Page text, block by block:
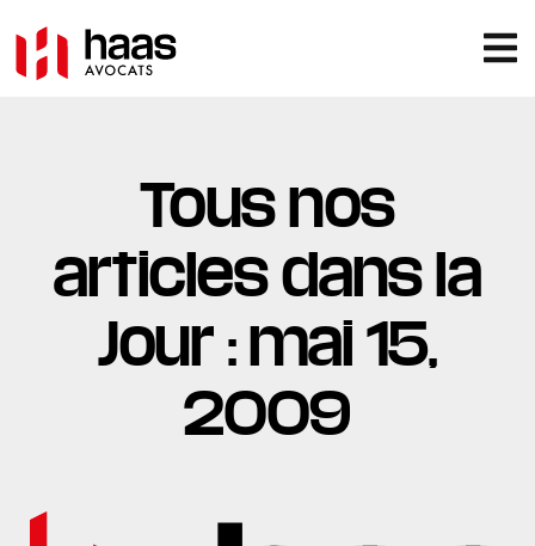
Tous nos
articles dans la
Jour : mai 15,
2009